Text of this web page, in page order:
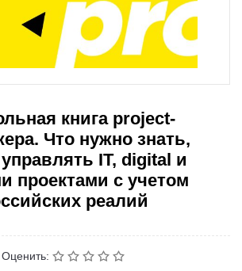
книга project-
Что нужно знать,
IT, digital и
проектами с учетом
реалий
Оценить: